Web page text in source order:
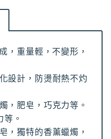
，重量輕，不變形，
設計，防燙耐熱不灼
，肥皂，巧克力等。
。
，獨特的香薰蠟燭，